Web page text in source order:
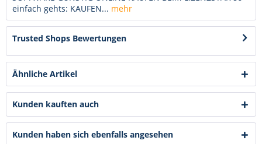
einfach gehts: KAUFEN... mehr
Trusted Shops Bewertungen
Ähnliche Artikel
Kunden kauften auch
Kunden haben sich ebenfalls angesehen